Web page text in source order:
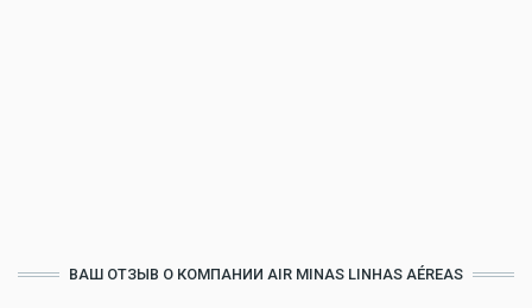
ВАШ ОТЗЫВ О КОМПАНИИ AIR MINAS LINHAS AÉREAS